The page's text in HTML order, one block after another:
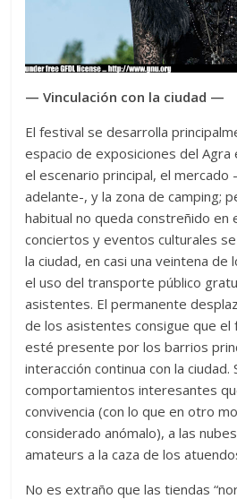
— Vinculación con la ciudad —
El festival se desarrolla
espacio de exposiciones del Agra
el escenario principal, el
adelante-, y la zona de camping;
habitual no queda constreñido en
conciertos y eventos culturales
la ciudad, en casi una veintena de
el uso del transporte público
asistentes. El permanente
de los asistentes consigue que
esté presente por los barrios
interacción continua con la ciudad.
comportamientos interesantes
convivencia (con lo que en otro
considerado anómalo), a las
amateurs a la caza de los
No es extraño que las tiendas